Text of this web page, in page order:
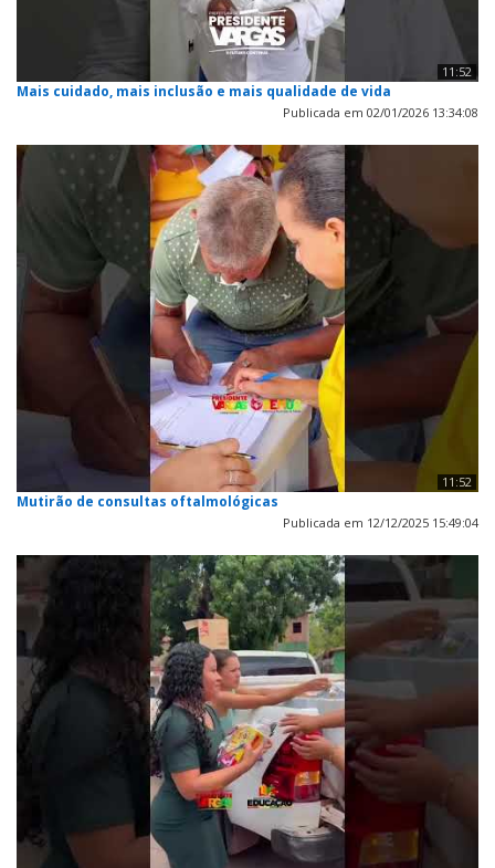
11:52
Mais cuidado, mais inclusão e mais qualidade de vida
Publicada em 02/01/2026 13:34:08
11:52
Mutirão de consultas oftalmológicas
Publicada em 12/12/2025 15:49:04